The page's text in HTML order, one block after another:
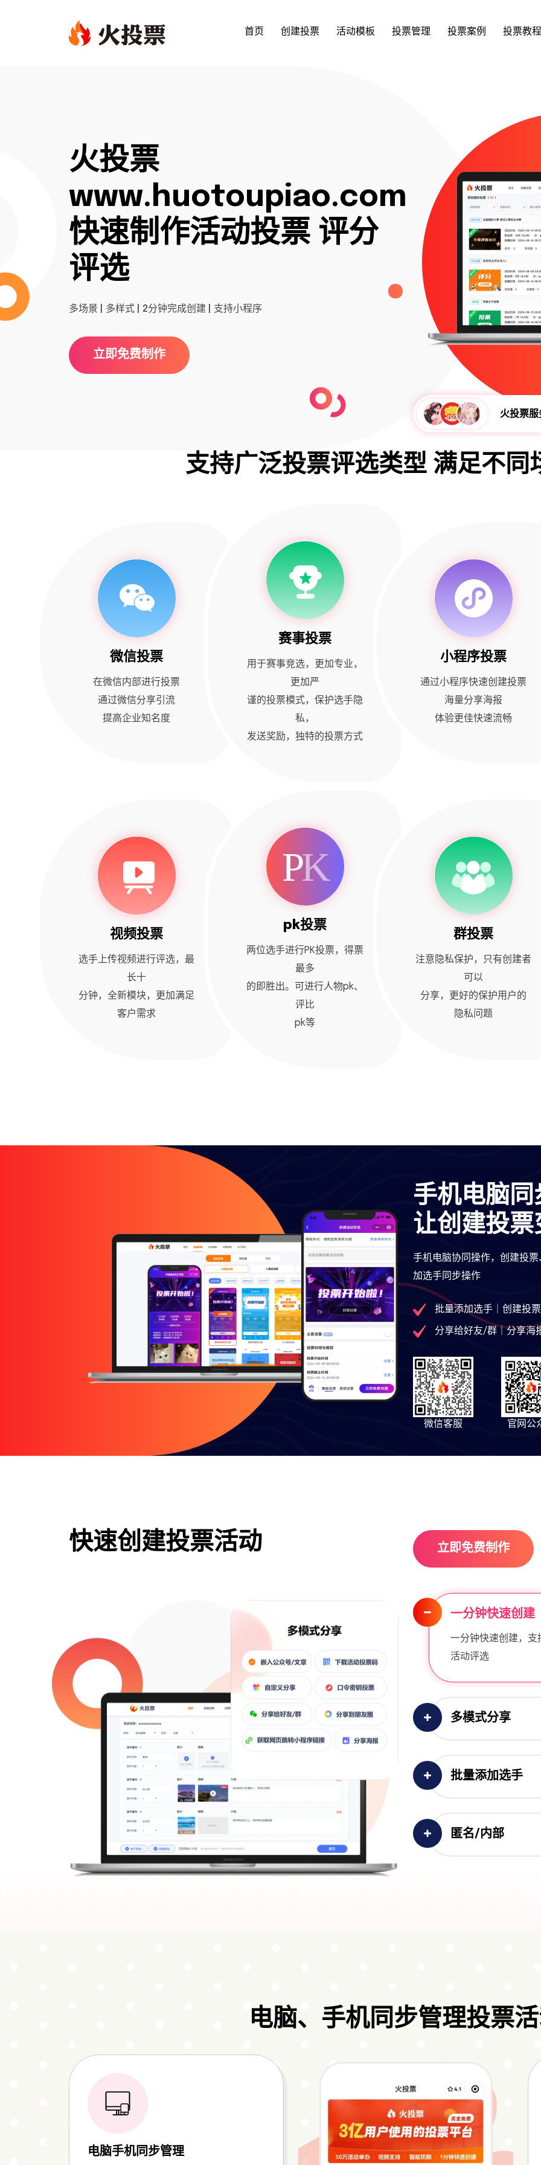
首页 创建投票 活动模板 投票管理 投票案例 投票教程
火投票
www.huotoupiao.com
快速制作活动投票 评分
评选
多场景 | 多样式 | 2分钟完成创建 | 支持小程序
立即免费制作
火投票服
支持广泛投票评选类型 满足不同
微信投票
在微信内部进行投票
通过微信分享引流
提高企业知名度
赛事投票
用于赛事竞选，更加专业，
更加严
谨的投票模式，保护选手隐
私，
发送奖励，独特的投票方式
小程序投票
通过小程序快速创建投票
海量分享海报
体验更佳快速流畅
视频投票
选手上传视频进行评选，最
长十
分钟，全新模块，更加满足
客户需求
pk投票
两位选手进行PK投票，得票
最多
的即胜出。可进行人物pk、
评比
pk等
群投票
注意隐私保护，只有创建者
可以
分享，更好的保护用户的
隐私问题
手机电脑同
让创建投
手机电脑协同操作，创建投
加选手同步操作
批量添加选手｜创建投
分享给好友/群｜分享海
微信客服 官网公
快速创建投票活动 立即免费制作
一分钟快速创建
一分钟快速创建，支
活动评选
多模式分享
批量添加选手
匿名/内部
电脑、手机同步管理投票
电脑手机同步管理